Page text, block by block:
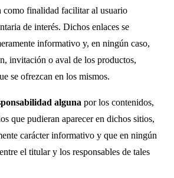
como finalidad facilitar al usuario
de interés. Dichos enlaces se
informativo y, en ningún caso,
invitación o aval de los productos,
se ofrezcan en los mismos.
alguna por los contenidos,
que pudieran aparecer en dichos sitios,
carácter informativo y que en ningún
el titular y los responsables de tales